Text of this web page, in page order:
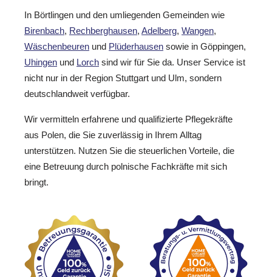
In Börtlingen und den umliegenden Gemeinden wie
Birenbach, Rechberghausen, Adelberg, Wangen,
Wäschenbeuren und Plüderhausen sowie in Göppingen,
Uhingen und Lorch sind wir für Sie da. Unser Service ist
nicht nur in der Region Stuttgart und Ulm, sondern
deutschlandweit verfügbar.
Wir vermitteln erfahrene und qualifizierte Pflegekräfte
aus Polen, die Sie zuverlässig in Ihrem Alltag
unterstützen. Nutzen Sie die steuerlichen Vorteile, die
eine Betreuung durch polnische Fachkräfte mit sich
bringt.